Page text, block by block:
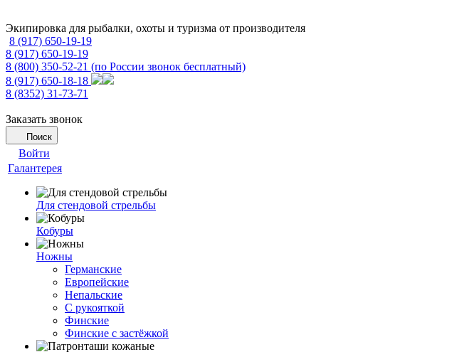
Экипировка для рыбалки, охоты и туризма от производителя
8 (917) 650-19-19
8 (917) 650-19-19
8 (800) 350-52-21 (по России звонок бесплатный)
8 (917) 650-18-18
8 (8352) 31-73-71
Заказать звонок
Поиск
Войти
Галантерея
Для стендовой стрельбы
Кобуры
Ножны
Германские
Европейские
Непальские
С рукояткой
Финские
Финские с застёжкой